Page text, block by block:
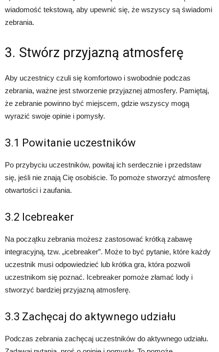
wiadomość tekstową, aby upewnić się, że wszyscy są świadomi
zebrania.
3. Stwórz przyjazną atmosferę
Aby uczestnicy czuli się komfortowo i swobodnie podczas
zebrania, ważne jest stworzenie przyjaznej atmosfery. Pamiętaj,
że zebranie powinno być miejscem, gdzie wszyscy mogą
wyrazić swoje opinie i pomysły.
3.1 Powitanie uczestników
Po przybyciu uczestników, powitaj ich serdecznie i przedstaw
się, jeśli nie znają Cię osobiście. To pomoże stworzyć atmosferę
otwartości i zaufania.
3.2 Icebreaker
Na początku zebrania możesz zastosować krótką zabawę
integracyjną, tzw. „icebreaker”. Może to być pytanie, które każdy
uczestnik musi odpowiedzieć lub krótka gra, która pozwoli
uczestnikom się poznać. Icebreaker pomoże złamać lody i
stworzyć bardziej przyjazną atmosferę.
3.3 Zachęcaj do aktywnego udziału
Podczas zebrania zachęcaj uczestników do aktywnego udziału.